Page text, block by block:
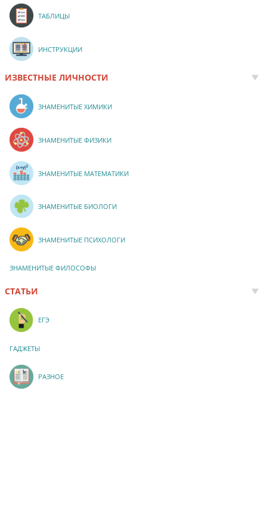
ТАБЛИЦЫ
ИНСТРУКЦИИ
ИЗВЕСТНЫЕ ЛИЧНОСТИ
ЗНАМЕНИТЫЕ ХИМИКИ
ЗНАМЕНИТЫЕ ФИЗИКИ
ЗНАМЕНИТЫЕ МАТЕМАТИКИ
ЗНАМЕНИТЫЕ БИОЛОГИ
ЗНАМЕНИТЫЕ ПСИХОЛОГИ
ЗНАМЕНИТЫЕ ФИЛОСОФЫ
СТАТЬИ
ЕГЭ
ГАДЖЕТЫ
РАЗНОЕ